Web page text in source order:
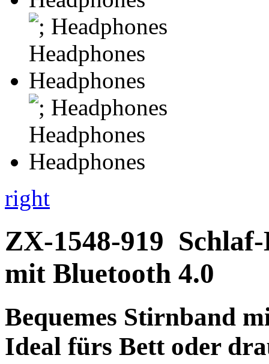
right
ZX-1548-919
mit Bluetooth 4.0
Bequemes Stirnband
Ideal fürs Bett oder